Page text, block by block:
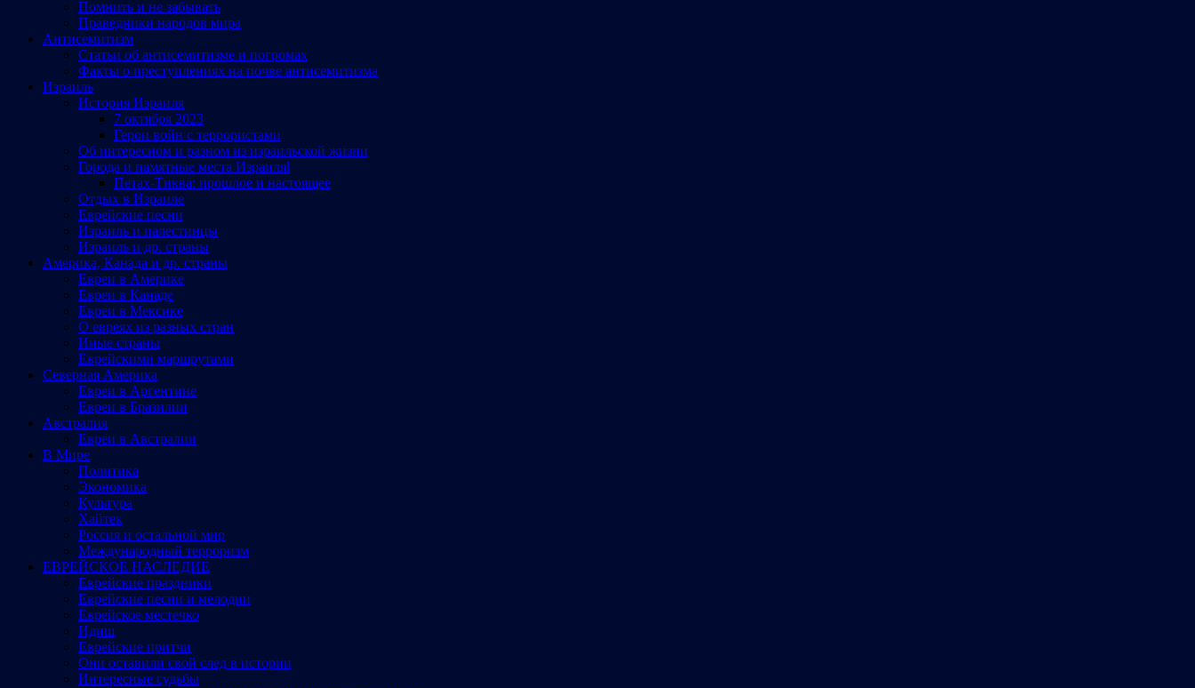
Помнить и не забывать
Праведники народов мира
Антисемитизм
Статьи об антисемитизме и погромах
Факты о преступлениях на почве антисемитизма
Израиль
История Израиля
7 октября 2023
Герои войн с террористами
Об интересном и разном из израильской жизни
Города и памятные места Израиляl
Петах-Тиква: прошлое и настоящее
Отдых в Израиле
Еврейские песни
Израиль и палестинцы
Израиль и др. страны
Америка, Канада и др. страны
Евреи в Америке
Евреи в Канаде
Евреи в Мексике
О евреях из разных стран
Иные страны
Еврейскими маршрутами
Северная Америка
Евреи в Аргентине
Евреи в Бразилии
Австралия
Евреи в Австралии
В Мире
Политика
Экономика
Культура
Хайтек
Россия и остальной мир
Международный терроризм
ЕВРЕЙСКОЕ НАСЛЕДИЕ
Еврейские праздники
Еврейские песни и мелодии
Еврейское местечко
Идиш
Еврейские притчи
Они оставили свой след в истории
Интересные судьбы